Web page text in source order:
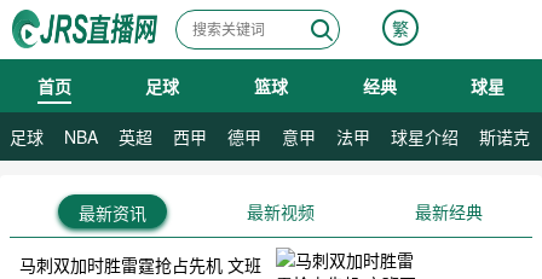
繁
首页 足球 篮球 经典 球星
足球 NBA 英超 西甲 德甲 意甲 法甲 球星介绍 斯诺克
最新资讯 最新视频 最新经典
马刺双加时胜雷霆抢占先机 文班
08月06日 星期四